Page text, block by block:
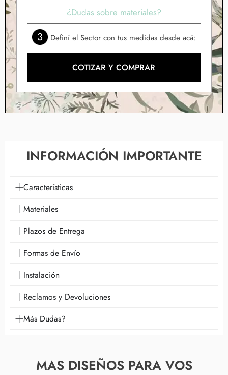
¿Dudas sobre materiales?
3 Definí el Sector con tus medidas desde acá:
COTIZAR Y COMPRAR
INFORMACIÓN IMPORTANTE
Características
Materiales
Plazos de Entrega
Formas de Envío
Instalación
Reclamos y Devoluciones
Más Dudas?
MAS DISEÑOS PARA VOS